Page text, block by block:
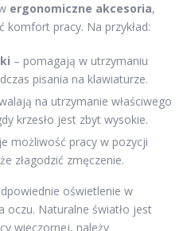
ergonomiczne akcesoria,
pracy. Na przykład:
– pomagają w utrzymaniu
pisania na klawiaturze.
na utrzymanie właściwego
krzesło jest zbyt wysokie.
możliwość pracy w pozycji
złagodzić zmęczenie.
oświetlenie w
oczu. Naturalne światło jest
wieczornej, należy